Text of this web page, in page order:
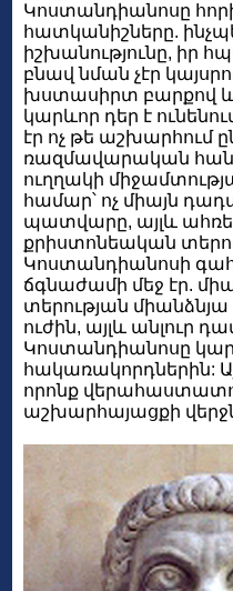
Կոստանդիանոսը
հատկանիշները.
իշխանությունը, իր
բնավ նման չէր
խստասիրտ բարքով
կարևոր դեր է
էր ոչ թե աշխարհում
ռազմավարական
ուղղակի
համար՝ ոչ միայն
պատվարը, այլև
քրիստոնեական
Կոստանդիանոսի
ճգնաժամի մեջ էր.
տերության միանձնյա
ուժին, այլև անլուր
Կոստանդիանոսը
հակառակորդներին:
որոնք
աշխարհայացքի